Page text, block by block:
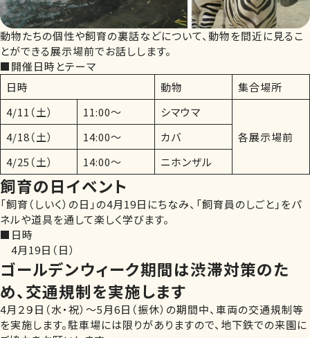
動物たちの個性や飼育の裏話などについて、動物を間近に見るこ
とができる展示場前でお話しします。
■開催日時とテーマ
日時
動物
集合場所
4/11（土）
11:00～
シマウマ
各展示場前
4/18（土） 14:00～
カバ
4/25（土）
14:00～ ニホンザル
飼育の日イベント
「飼育（しいく）の日」の4月19日にちなみ、「飼育員のしごと」をパ
ネルや道具を通して楽しく学びます。
■日時
4月19日（日）
ゴールデンウィーク期間は渋滞対策のた
め、交通規制を実施します
4月２９日（水・祝）～5月6日（振休）の期間中、車両の交通規制等
を実施します。駐車場には限りがありますので、地下鉄での来園に